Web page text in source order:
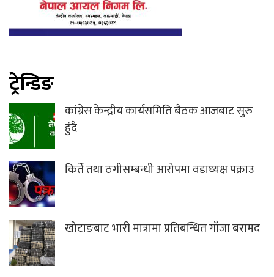
ट्रेन्डिङ
कांग्रेस केन्द्रीय कार्यसमिति बैठक आजबाट सुरु
हुंदै
किर्ते तथा ठगीसम्बन्धी आरोपमा वडाध्यक्ष पक्राउ
खोटाङबाट भारी मात्रामा प्रतिबन्धित गाँजा बरामद